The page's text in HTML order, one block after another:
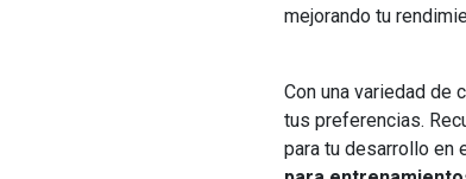
mejorando tu
Con una variedad de
tus preferencias.
para tu desarrollo en